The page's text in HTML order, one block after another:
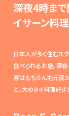
深夜4時まで
イサーン料
日本人が多く住むス
食べられるお店。深
客はもちろん地元民
ど、大のタイ料理好き